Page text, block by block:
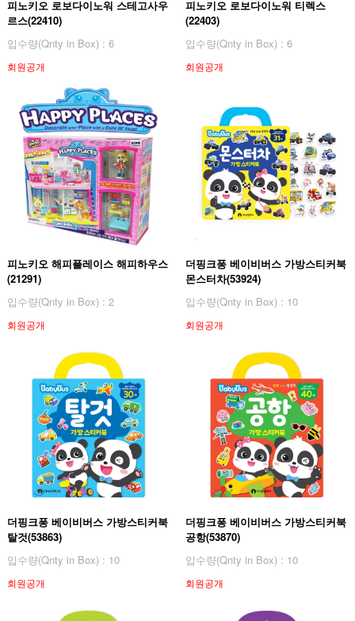
피노키오 로보다이노워 스테고사우
르스(22410)
입수량(Qnty in Box) : 6
회원공개
피노키오 로보다이노워 티렉스
(22403)
입수량(Qnty in Box) : 6
회원공개
피노키오 해피플레이스 해피하우스
(21291)
입수량(Qnty in Box) : 2
회원공개
더핑크퐁 베이비버스 가방스티커북
몬스터차(53924)
입수량(Qnty in Box) : 10
회원공개
더핑크퐁 베이비버스 가방스티커북
탈것(53863)
입수량(Qnty in Box) : 10
회원공개
더핑크퐁 베이비버스 가방스티커북
공항(53870)
입수량(Qnty in Box) : 10
회원공개